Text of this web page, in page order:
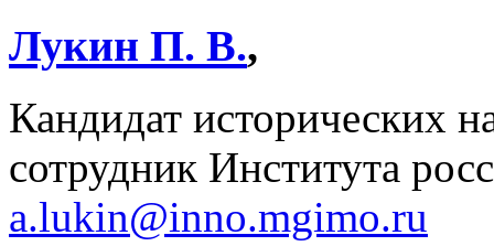
Лукин П. В.,
Кандидат исторических
сотрудник Института
a.lukin@inno.mgimo.ru